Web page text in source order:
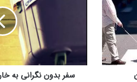
سفر بدون نگرانی به